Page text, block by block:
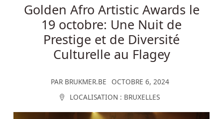
Golden Afro Artistic Awards le
19 octobre: Une Nuit de
Prestige et de Diversité
Culturelle au Flagey
PAR BRUKMER.BE
OCTOBRE 6, 2024
LOCALISATION : BRUXELLES